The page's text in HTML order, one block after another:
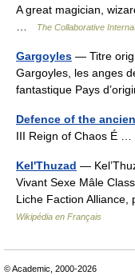
A great magician,
The Collaborative
Gargoyles — Titre
Gargoyles, les anges
fantastique Pays
Defence of the
III Reign of Chaos É …
Kel'Thuzad —
Vivant Sexe Mâle
Liche Faction
Wikipédia en Français
© Academic, 2000-2026